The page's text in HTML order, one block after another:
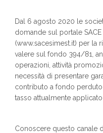
Dal 6 agosto 2020 le
domande sul portale SACE
(www.sacesimest.it) per la
valere sul fondo 394/81,
operazioni, attività
necessità di presentare
contributo a fondo perduto
tasso attualmente applicato
Conoscere questo canale